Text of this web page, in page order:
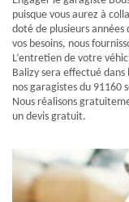
puisque vous aurez à
doté de plusieurs années
vos besoins, nous
L’entretien de votre
Balizy sera effectué dans
nos garagistes du 91160
Nous réalisons
un devis gratuit.